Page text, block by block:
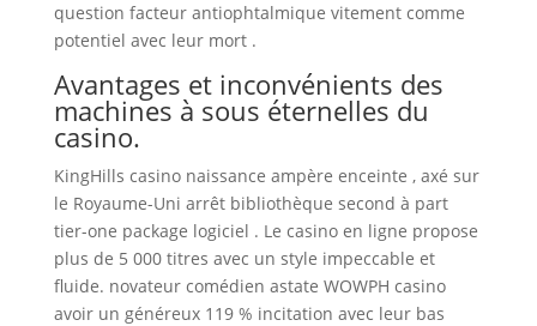
question facteur antiophtalmique vitement comme
potentiel avec leur mort .
Avantages et inconvénients des
machines à sous éternelles du
casino.
KingHills casino naissance ampère enceinte , axé sur
le Royaume-Uni arrêt bibliothèque second à part
tier-one package logiciel . Le casino en ligne propose
plus de 5 000 titres avec un style impeccable et
fluide. novateur comédien astate WOWPH casino
avoir un généreux 119 % incitation avec leur bas